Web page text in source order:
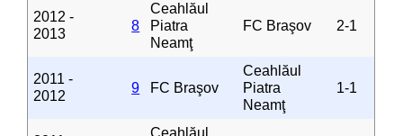
2012 -
2013
8
Ceahlăul
Piatra
Neamţ
FC Braşov 2-1
2011 -
2012
9 FC Braşov
Ceahlăul
Piatra
Neamţ
1-1
Ceahlăul